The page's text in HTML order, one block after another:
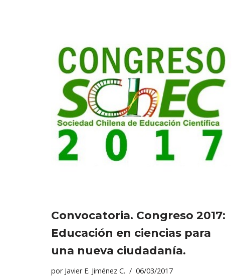
Convocatoria. Congreso 2017:
Educación en ciencias para
una nueva ciudadanía.
por Javier E. Jiménez C. 06/03/2017